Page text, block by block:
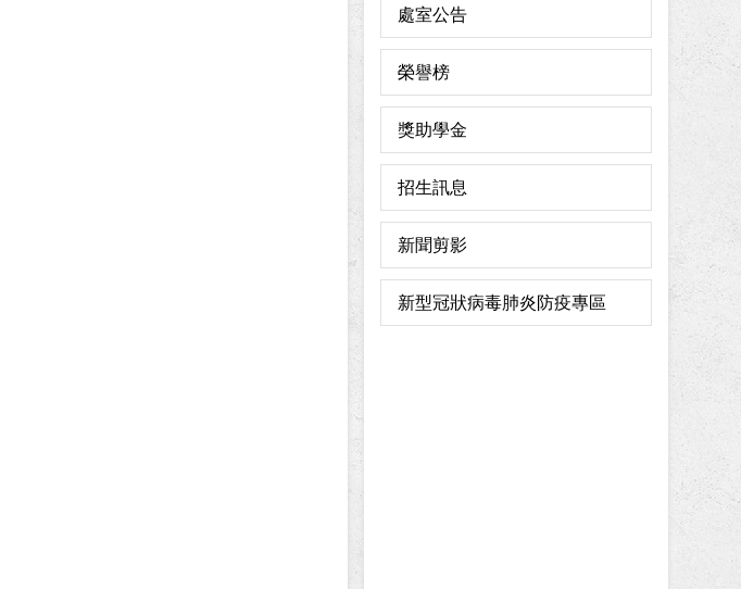
處室公告
榮譽榜
獎助學金
招生訊息
新聞剪影
新型冠狀病毒肺炎防疫專區